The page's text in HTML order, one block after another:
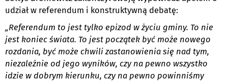
udział w referendum i konstruktywną debatę:
„Referendum to jest tylko epizod w życiu gminy. To nie
jest koniec świata. To jest początek być może nowego
rozdania, być może chwili zastanowienia się nad tym,
niezależnie od jego wyników, czy na pewno wszystko
idzie w dobrym kierunku, czy na pewno powinniśmy